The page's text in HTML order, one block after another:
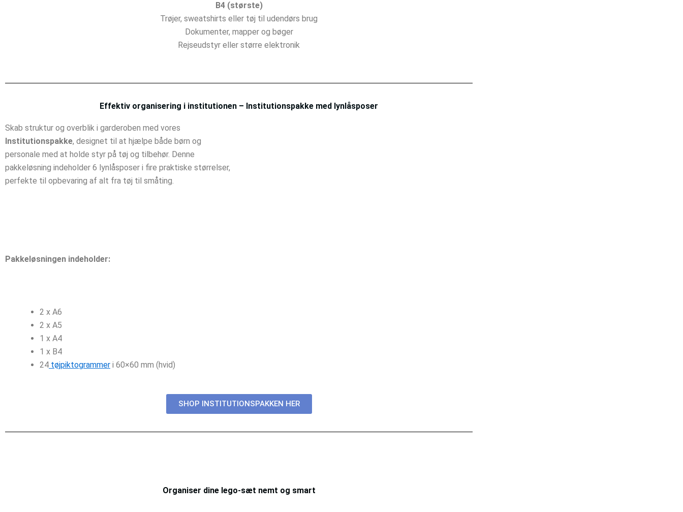
B4 (største)
Trøjer, sweatshirts eller tøj til udendørs brug
Dokumenter, mapper og bøger
Rejseudstyr eller større elektronik
Effektiv organisering i institutionen – Institutionspakke med lynlåsposer
Skab struktur og overblik i garderoben med vores
Institutionspakke, designet til at hjælpe både børn og
personale med at holde styr på tøj og tilbehør. Denne
pakkeløsning indeholder 6 lynlåsposer i fire praktiske størrelser,
perfekte til opbevaring af alt fra tøj til småting.
Pakkeløsningen indeholder:
2 x A6
2 x A5
1 x A4
1 x B4
24 tøjpiktogrammer i 60×60 mm (hvid)
SHOP INSTITUTIONSPAKKEN HER
Organiser dine lego-sæt nemt og smart